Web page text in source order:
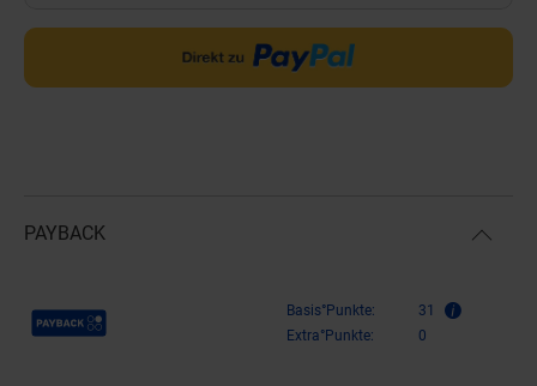
PAYBACK
Payback Punkte Basis°Punkte:
31
Extra°Punkte:
0